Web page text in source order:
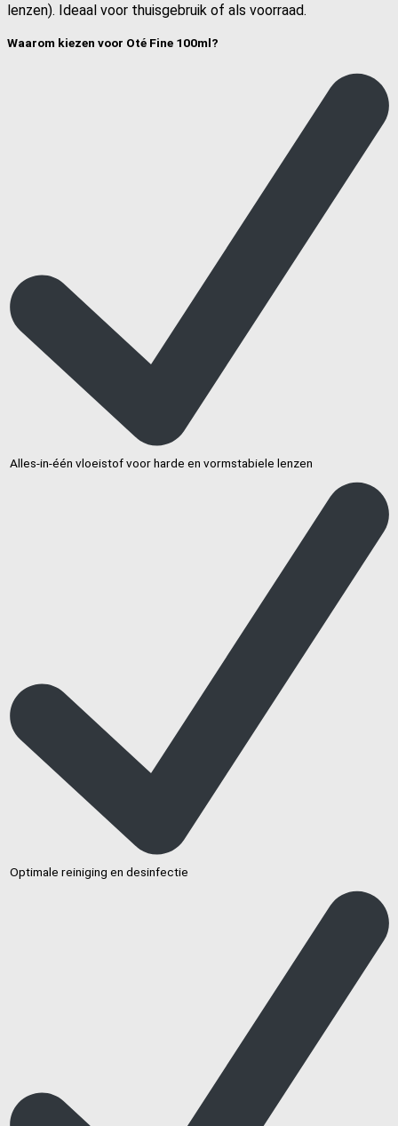
lenzen). Ideaal voor thuisgebruik of als voorraad.
Waarom kiezen voor Oté Fine 100ml?
Alles-in-één vloeistof voor harde en vormstabiele lenzen
Optimale reiniging en desinfectie